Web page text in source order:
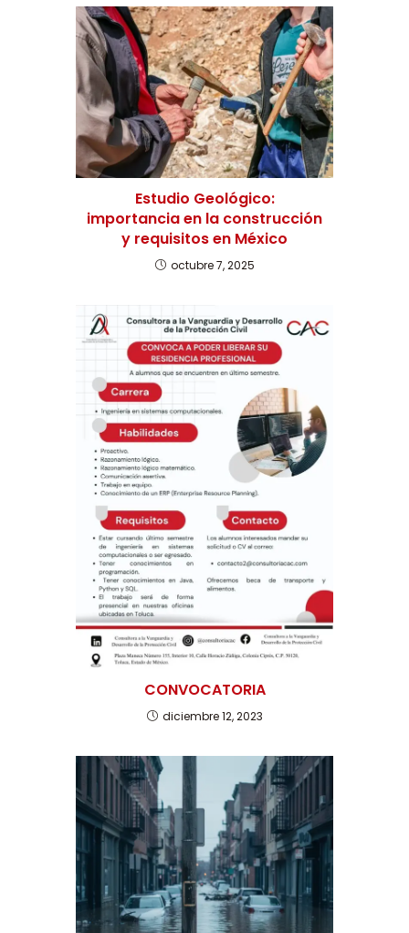
Estudio Geológico:
importancia en la construcción
y requisitos en México
octubre 7, 2025
CONVOCATORIA
diciembre 12, 2023